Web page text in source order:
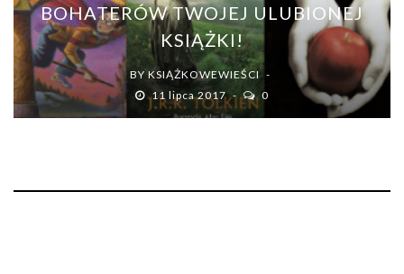
BOHATERÓW TWOJEJ ULUBIONEJ
KSIĄŻKI!
BYKSIĄŻKOWEWIEŚCI
11 lipca 2017
0